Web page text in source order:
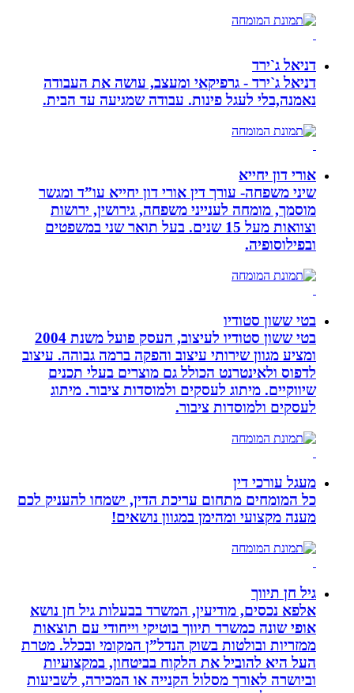
דניאל ג`ירד
דניאל ג`ירד - גרפיקאי ומעצב, עושה את העבודה
נאמנה,בלי לעגל פינות. עבודה שמגיעה עד הבית.
אורי דון יחייא
שיני משפחה- עורך דין אורי דון יחייא עו”ד ומגשר
מוסמך, מומחה לענייני משפחה, גירושין, ירושות
וצוואות מעל 15 שנים. בעל תואר שני במשפטים
ובפילוסופיה.
בטי ששון סטודיו
בטי ששון סטודיו לעיצוב, העסק פועל משנת 2004
ומציע מגוון שירותי עיצוב והפקה ברמה גבוהה. עיצוב
לדפוס ולאינטרנט הכולל גם מוצרים בעלי תכנים
שיווקיים. מיתוג לעסקים ולמוסדות ציבור. מיתוג
לעסקים ולמוסדות ציבור.
מעגל עורכי דין
כל המומחים מתחום עריכת הדין, ישמחו להעניק לכם
מענה מקצועי ומהימן במגוון נושאים!
גיל חן תיווך
אלפא נכסים, מודיעין, המשרד בבעלות גיל חן נושא
אופי שונה כמשרד תיווך בוטיקי וייחודי עם תוצאות
ממזריות ובולטות בשוק הנדל”ן המקומי ובכלל. מטרת
העל היא להוביל את הלקוח בביטחון, במקצועיות
וביושרה לאורך מסלול הקנייה או המכירה, לשביעות